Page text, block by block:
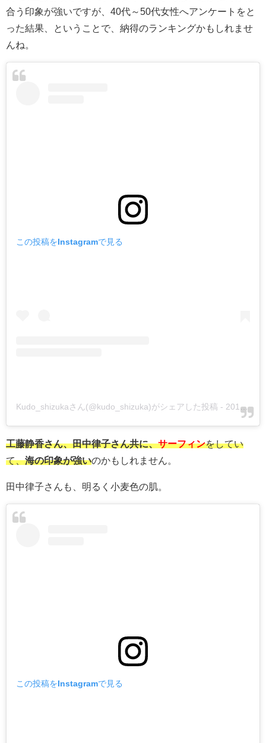
合う印象が強いですが、40代～50代女性へアンケートをと
った結果、ということで、納得のランキングかもしれませ
んね。
この投稿をInstagramで見る
Kudo_shizukaさん(@kudo_shizuka)がシェアした投稿 - 2019年 5月月16日午前12時15分PDT
工藤静香さん、田中律子さん共に、サーフィンをしてい
て、海の印象が強いのかもしれません。
田中律子さんも、明るく小麦色の肌。
この投稿をInstagramで見る